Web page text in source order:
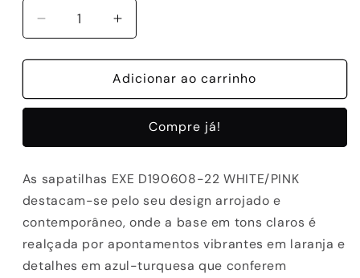
Diminuir
a
quantidade
SAPATILHA
22
Aumentar
a
quantidade
de
SAPATILHA
D190608-
22
Adicionar ao carrinho
Compre já!
As sapatilhas EXE D190608-22 WHITE/PINK
destacam-se pelo seu design arrojado e
contemporâneo, onde a base em tons claros é
realçada por apontamentos vibrantes em laranja e
detalhes em azul-turquesa que conferem